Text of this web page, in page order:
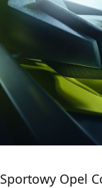
Sportowy Opel